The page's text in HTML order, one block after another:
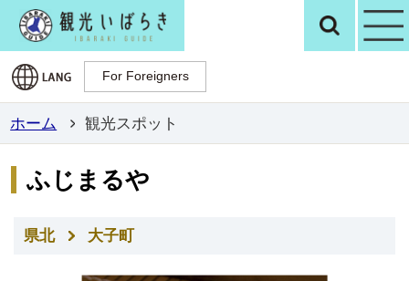
観光いばらき検
For Foreigners
For Foreigners
ホーム 観光スポット
ふじまるや
県北 大子町